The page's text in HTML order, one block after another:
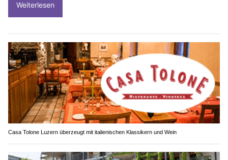
Weiterlesen
Casa Tolone Luzern überzeugt mit italienischen Klassikern und Wein